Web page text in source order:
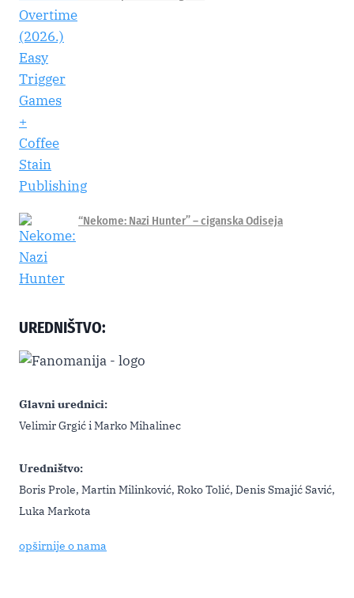
“Nekome: Nazi Hunter” – ciganska Odiseja
UREDNIŠTVO:
Glavni urednici:
Velimir Grgić i Marko Mihalinec
Uredništvo:
Boris Prole, Martin Milinković, Roko Tolić, Denis Smajić Savić,
Luka Markota
opširnije o nama